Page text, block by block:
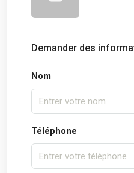
Demander des
Nom
Téléphone